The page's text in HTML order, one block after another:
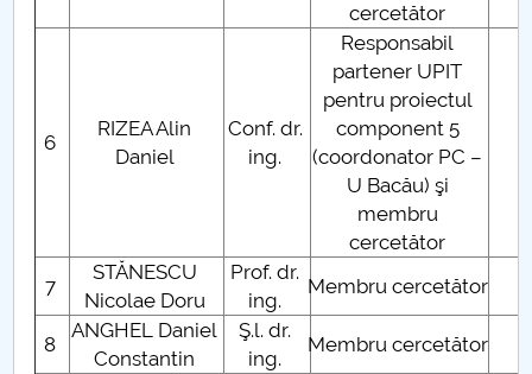
Etape şi activităţi PC1
Prezentare laborator
Colaboratori UPIT
Contact
cercetător
6
RIZEA Alin
Daniel
Conf. dr.
ing.
Responsabil
partener UPIT
pentru proiectul
component 5
(coordonator PC –
U Bacău) şi
membru
cercetător
7
STĂNESCU
Nicolae Doru
Prof. dr.
ing.
Membru cercetător
8
ANGHEL Daniel
Constantin
Ş.l. dr.
ing.
Membru cercetător